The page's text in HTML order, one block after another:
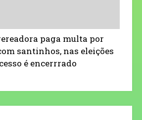
paga multa por
santinhos, nas eleições
é encerrrado